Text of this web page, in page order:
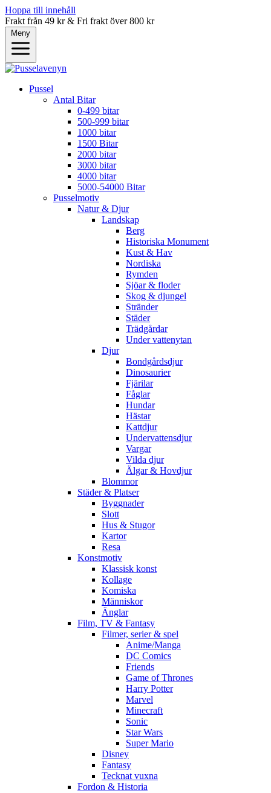
Hoppa till innehåll
Frakt från 49 kr & Fri frakt över 800 kr
Meny
Pussel
Antal Bitar
0-499 bitar
500-999 bitar
1000 bitar
1500 Bitar
2000 bitar
3000 bitar
4000 bitar
5000-54000 Bitar
Pusselmotiv
Natur & Djur
Landskap
Berg
Historiska Monument
Kust & Hav
Nordiska
Rymden
Sjöar & floder
Skog & djungel
Stränder
Städer
Trädgårdar
Under vattenytan
Djur
Bondgårdsdjur
Dinosaurier
Fjärilar
Fåglar
Hundar
Hästar
Kattdjur
Undervattensdjur
Vargar
Vilda djur
Älgar & Hovdjur
Blommor
Städer & Platser
Byggnader
Slott
Hus & Stugor
Kartor
Resa
Konstmotiv
Klassisk konst
Kollage
Komiska
Människor
Änglar
Film, TV & Fantasy
Filmer, serier & spel
Anime/Manga
DC Comics
Friends
Game of Thrones
Harry Potter
Marvel
Minecraft
Sonic
Star Wars
Super Mario
Disney
Fantasy
Tecknat vuxna
Fordon & Historia